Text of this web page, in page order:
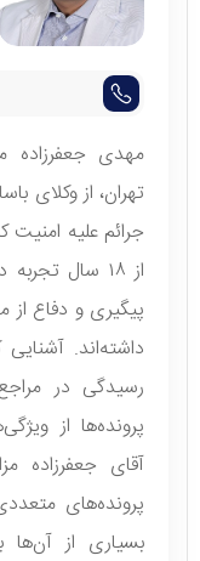
مهدی جعفرزاده
تهران، از وکلای
جرائم علیه
از ۱۸ سال
پیگیری و دفاع از
داشته‌اند.
رسیدگی در
پرونده‌ها از
آقای جعفرزاده
پرونده‌های
بسیاری از آن‌ها